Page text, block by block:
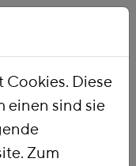
Diese
einen sind sie
Zum